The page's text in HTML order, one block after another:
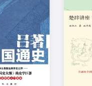
机会，穷职
了挥金如
本书
代表
世...